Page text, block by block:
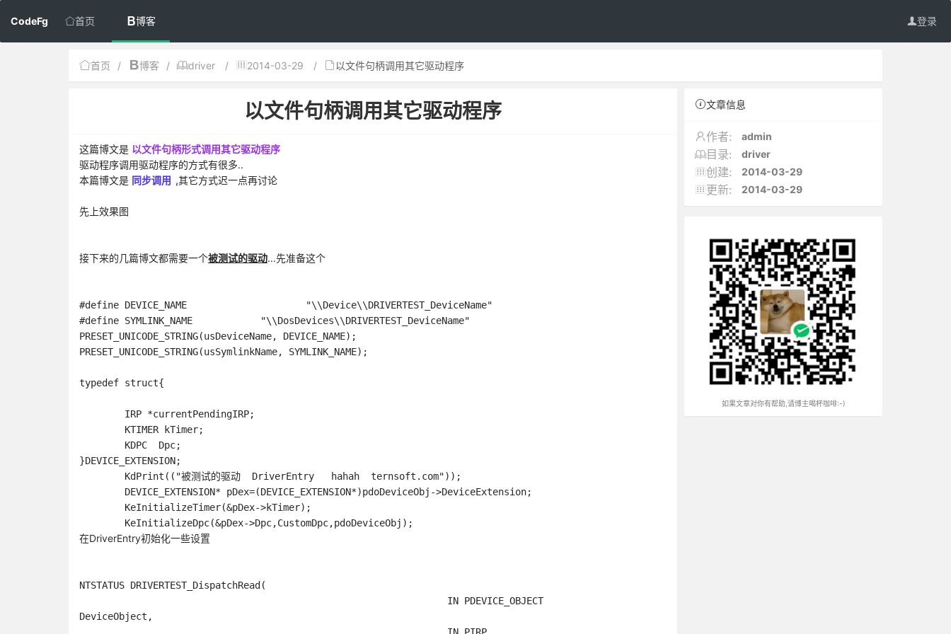
CodeFg 首页 博客 登录
首页 / 博客 / driver / 2014-03-29 / 以文件句柄调用其它驱动程序
以文件句柄调用其它驱动程序
这篇博文是 以文件句柄形式调用其它驱动程序
驱动程序调用驱动程序的方式有很多..
本篇博文是 同步调用 ,其它方式迟一点再讨论
先上效果图
接下来的几篇博文都需要一个被测试的驱动...先准备这个
#define DEVICE_NAME			"\\Device\\DRIVERTEST_DeviceName"
#define SYMLINK_NAME		"\\DosDevices\\DRIVERTEST_DeviceName"
PRESET_UNICODE_STRING(usDeviceName, DEVICE_NAME);
PRESET_UNICODE_STRING(usSymlinkName, SYMLINK_NAME);
typedef struct{
}DEVICE_EXTENSION;
	KeInitializeDpc(&pDex->Dpc,CustomDpc,pdoDeviceObj);
在DriverEntry初始化一些设置
NTSTATUS DRIVERTEST_DispatchRead(
DeviceObject,
文章信息
作者: admin
目录: driver
创建: 2014-03-29
更新: 2014-03-29
如果文章对你有帮助,请博主喝杯咖啡:-)